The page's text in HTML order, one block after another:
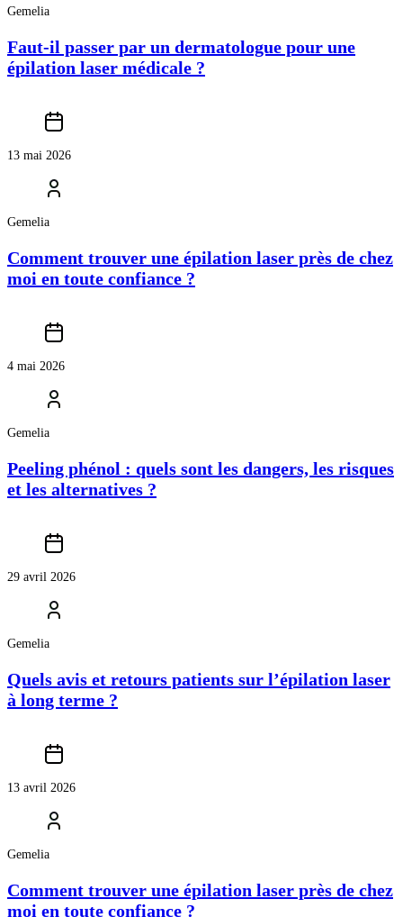
Gemelia
Faut-il passer par un dermatologue pour une
épilation laser médicale ?
13 mai 2026
Gemelia
Comment trouver une épilation laser près de chez
moi en toute confiance ?
4 mai 2026
Gemelia
Peeling phénol : quels sont les dangers, les risques
et les alternatives ?
29 avril 2026
Gemelia
Quels avis et retours patients sur l’épilation laser
à long terme ?
13 avril 2026
Gemelia
Comment trouver une épilation laser près de chez
moi en toute confiance ?